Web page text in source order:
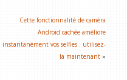
Cette fonctionnalité de caméra
Android cachée améliore
instantanément vos selfies : utilisez-
la maintenant »